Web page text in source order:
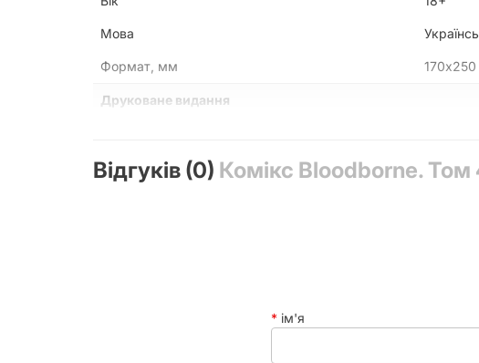
Мова
Формат, мм 170х250
Друковане видання
Обкладинка Тверда
Відгуків (0) Комікс Bloodborne. Том
ім'я